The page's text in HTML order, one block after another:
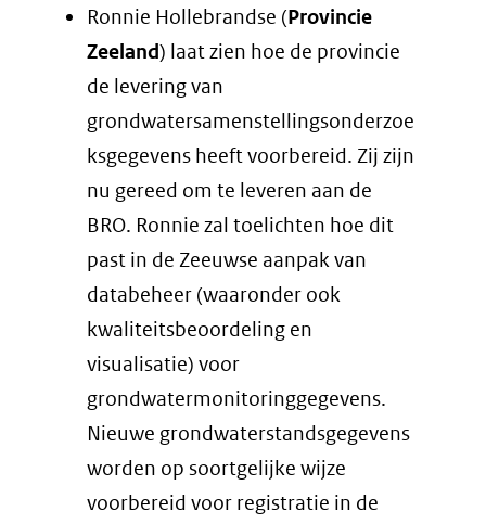
Ronnie Hollebrandse (Provincie
Zeeland) laat zien hoe de provincie
de levering van
grondwatersamenstellingsonderzoe
ksgegevens heeft voorbereid. Zij zijn
nu gereed om te leveren aan de
BRO. Ronnie zal toelichten hoe dit
past in de Zeeuwse aanpak van
databeheer (waaronder ook
kwaliteitsbeoordeling en
visualisatie) voor
grondwatermonitoringgegevens.
Nieuwe grondwaterstandsgegevens
worden op soortgelijke wijze
voorbereid voor registratie in de